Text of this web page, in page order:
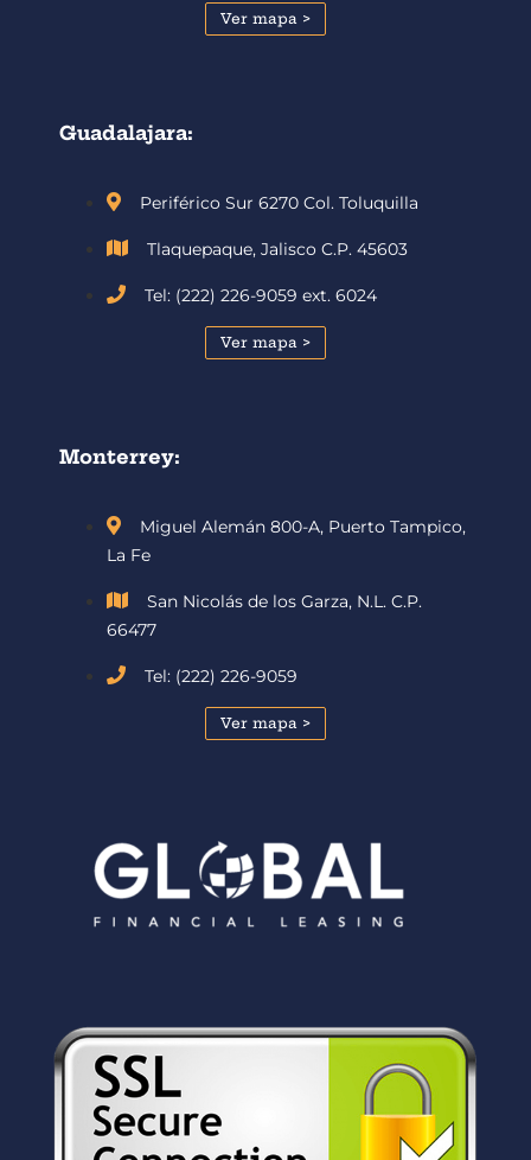
Ver mapa >
Guadalajara:
Periférico Sur 6270 Col. Toluquilla
Tlaquepaque, Jalisco C.P. 45603
Tel: (222) 226-9059 ext. 6024
Ver mapa >
Monterrey:
Miguel Alemán 800-A, Puerto Tampico,
La Fe
San Nicolás de los Garza, N.L. C.P.
66477
Tel: (222) 226-9059
Ver mapa >